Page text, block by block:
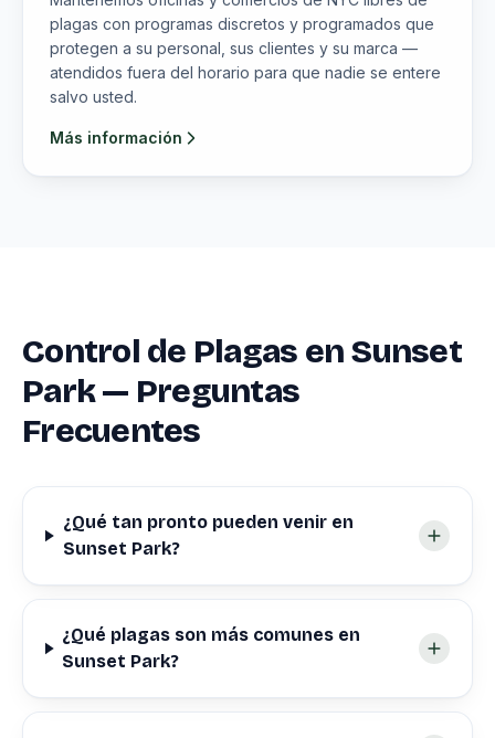
plagas con programas discretos y programados que
protegen a su personal, sus clientes y su marca —
atendidos fuera del horario para que nadie se entere
salvo usted.
Más información
Control de Plagas en Sunset
Park — Preguntas
Frecuentes
¿Qué tan pronto pueden venir en
Sunset Park?
¿Qué plagas son más comunes en
Sunset Park?